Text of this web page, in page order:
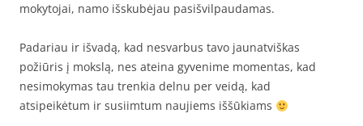
mokytojai, namo išskubėjau pasišvilpaudamas.
Padariau ir išvadą, kad nesvarbus tavo jaunatviškas
požiūris į mokslą, nes ateina gyvenime momentas, kad
nesimokymas tau trenkia delnu per veidą, kad
atsipeikėtum ir susiimtum naujiems iššūkiams